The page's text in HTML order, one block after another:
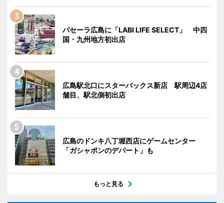
パセーラ広島に「LABI LIFE SELECT」 中四
国・九州地方初出店
広島駅北口にスターバックス新店 駅周辺4店
舗目、駅北側初出店
広島のドンキ八丁堀西店にゲームセンター
「ガシャポンのデパート」も
もっと見る